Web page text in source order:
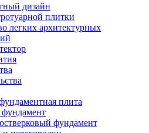
дизайн
плитки
легких архитектурных
плита
фундамент